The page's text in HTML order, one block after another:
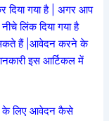
दिया गया है | अगर आप
लिंक दिया गया है
हैं |आवेदन करने के
इस आर्टिकल में
के लिए आवेदन कैसे